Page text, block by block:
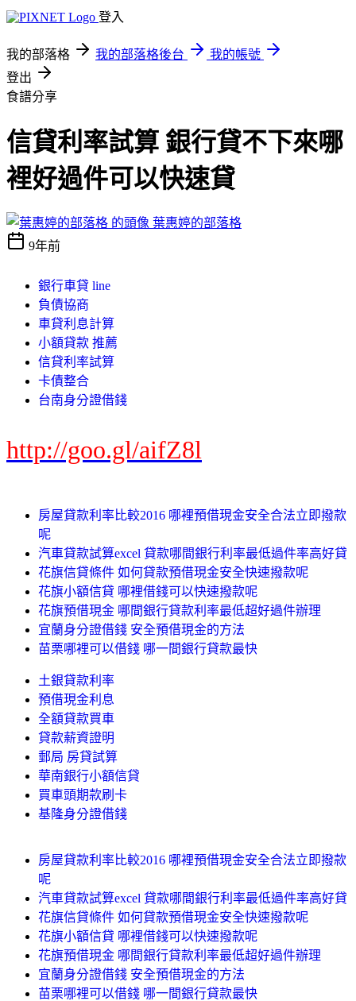
登入
我的部落格 我的部落格後台
我的帳號
登出
食譜分享
信貸利率試算 銀行貸不下來哪
裡好過件可以快速貸
葉惠婷的部落格
9年前
銀行車貸 line
負債協商
車貸利息計算
小額貸款 推薦
信貸利率試算
卡債整合
台南身分證借錢
http://goo.gl/aifZ8l
房屋貸款利率比較2016 哪裡預借現金安全合法立即撥款
呢
汽車貸款試算excel 貸款哪間銀行利率最低過件率高好貸
花旗信貸條件 如何貸款預借現金安全快速撥款呢
花旗小額信貸 哪裡借錢可以快速撥款呢
花旗預借現金 哪間銀行貸款利率最低超好過件辦理
宜蘭身分證借錢 安全預借現金的方法
苗栗哪裡可以借錢 哪一間銀行貸款最快
土銀貸款利率
預借現金利息
全額貸款買車
貸款薪資證明
郵局 房貸試算
華南銀行小額信貸
買車頭期款刷卡
基隆身分證借錢
房屋貸款利率比較2016 哪裡預借現金安全合法立即撥款
呢
汽車貸款試算excel 貸款哪間銀行利率最低過件率高好貸
花旗信貸條件 如何貸款預借現金安全快速撥款呢
花旗小額信貸 哪裡借錢可以快速撥款呢
花旗預借現金 哪間銀行貸款利率最低超好過件辦理
宜蘭身分證借錢 安全預借現金的方法
苗栗哪裡可以借錢 哪一間銀行貸款最快